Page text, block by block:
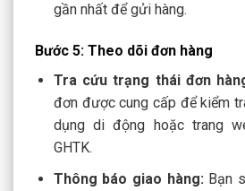
gần nhất để gửi hàng.
Bước 5: Theo dõi đơn hàng
Tra cứu trạng thái đơn
đơn được cung cấp để kiểm
dụng di động hoặc trang
GHTK.
Thông báo giao hàng: Bạn